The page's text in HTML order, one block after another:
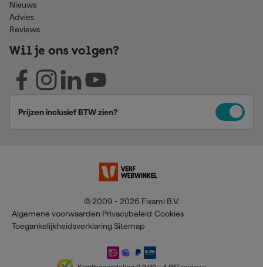
Nieuws
Advies
Reviews
Wil je ons volgen?
Prijzen inclusief BTW zien?
© 2009 - 2026 Fixami B.V.
Algemene voorwaarden Privacybeleid Cookies
Toegankelijkheidsverklaring Sitemap